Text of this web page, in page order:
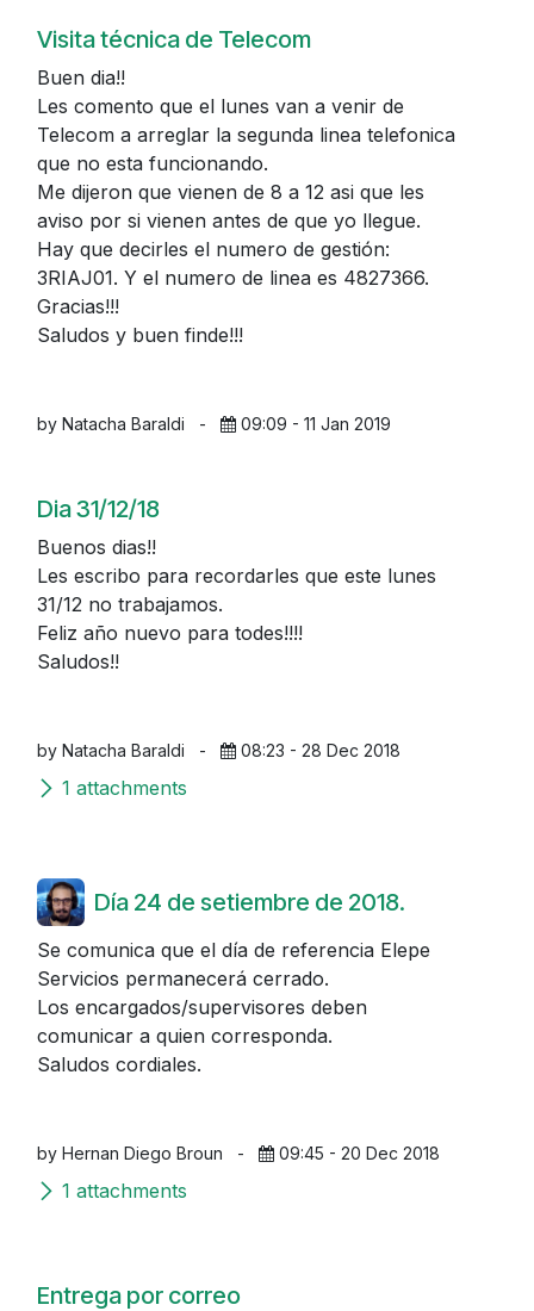
Visita técnica de Telecom
Buen dia!!
Les comento que el lunes van a venir de
Telecom a arreglar la segunda linea telefonica
que no esta funcionando.
Me dijeron que vienen de 8 a 12 asi que les
aviso por si vienen antes de que yo llegue.
Hay que decirles el numero de gestión:
3RIAJ01. Y el numero de linea es 4827366.
Gracias!!!
Saludos y buen finde!!!
by Natacha Baraldi - 09:09 - 11 Jan 2019
Dia 31/12/18
Buenos dias!!
Les escribo para recordarles que este lunes
31/12 no trabajamos.
Feliz año nuevo para todes!!!!
Saludos!!
by Natacha Baraldi - 08:23 - 28 Dec 2018
1 attachments
Día 24 de setiembre de 2018.
Se comunica que el día de referencia Elepe
Servicios permanecerá cerrado.
Los encargados/supervisores deben
comunicar a quien corresponda.
Saludos cordiales.
by Hernan Diego Broun - 09:45 - 20 Dec 2018
1 attachments
Entrega por correo